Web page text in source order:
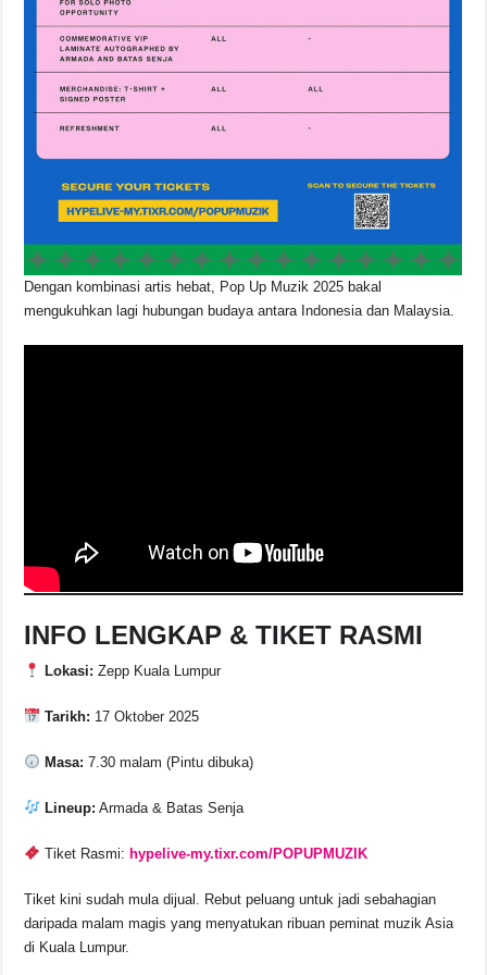
Dengan kombinasi artis hebat, Pop Up Muzik 2025 bakal
mengukuhkan lagi hubungan budaya antara Indonesia dan Malaysia.
INFO LENGKAP & TIKET RASMI
Lokasi: Zepp Kuala Lumpur
Tarikh: 17 Oktober 2025
Masa: 7.30 malam (Pintu dibuka)
Lineup: Armada & Batas Senja
Tiket Rasmi:hypelive-my.tixr.com/POPUPMUZIK
Tiket kini sudah mula dijual. Rebut peluang untuk jadi sebahagian
daripada malam magis yang menyatukan ribuan peminat muzik Asia
di Kuala Lumpur.